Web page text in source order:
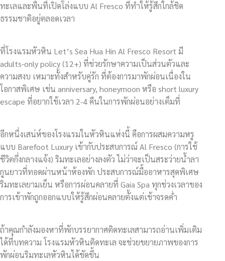
ทะเลและพื้นที่เปิดโล่งแบบ Al Fresco ที่ทำให้รู้สึกใกล้ชิด
ธรรมชาติอยู่ตลอดเวลา
ที่โรงแรมหัวหิน Let’s Sea Hua Hin Al Fresco Resort มี
adults-only policy (12+) ที่ช่วยรักษาความเป็นส่วนตัวและ
ความสงบ เหมาะทั้งสำหรับคู่รัก ที่ต้องการมาพักผ่อนเนื่องใน
โอกาสพิเศษ เช่น anniversary, honeymoon หรือ short luxury
escape ที่อยากใช้เวลา 2-4 คืนในการพักผ่อนอย่างเต็มที่
อีกหนึ่งเสน่ห์ของโรงแรมในหัวหินแห่งนี้ คือการผสมความหรู
แบบ Barefoot Luxury เข้ากับประสบการณ์ Al Fresco (การใช้
ชีวิตกึ่งกลางแจ้ง) ริมทะเลอย่างลงตัว ไม่ว่าจะเป็นสระว่ายน้ำลา
กูนยาวที่ทอดผ่านหน้าห้องพัก ประสบการณ์มื้ออาหารสุดพิเศษ
ริมทะเลยามเย็น หรือการผ่อนคลายที่ Gaia Spa ทุกช่วงเวลาของ
การเข้าพักถูกออกแบบให้รู้สึกผ่อนคลายตั้งแต่เช้าจรดค่ำ
ถ้าคุณกำลังมองหาที่พักบรรยากาศติดทะเลสามารถอ่านเพิ่มเติม
ได้ที่บทความ โรงแรมหัวหินติดทะเล จะช่วยขยายภาพของการ
พักผ่อนริมทะเลหัวหินได้ชัดขึ้น